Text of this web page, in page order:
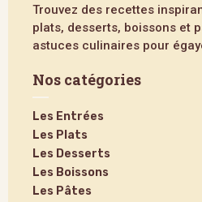
Trouvez des recettes
plats, desserts, boissons et
astuces culinaires pour
Nos catégories
Les Entrées
Les Plats
Les Desserts
Les Boissons
Les Pâtes